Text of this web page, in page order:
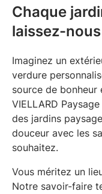
Chaque
laissez-
Imaginez un
verdure
source de bonheur
VIELLARD
des jardins
douceur avec les
souhaitez.
Vous méritez un
Notre savoir-faire